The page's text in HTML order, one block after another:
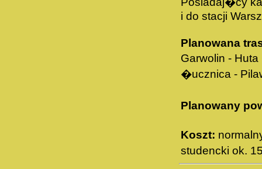
i do stacji
Planowana
Garwolin -
�ucznica -
Planowany
Koszt:
studencki ok.